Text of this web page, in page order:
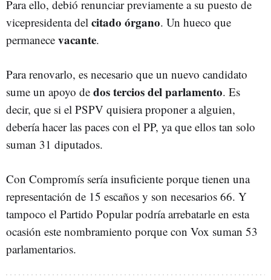
Para ello, debió renunciar previamente a su puesto de
vicepresidenta del citado órgano. Un hueco que
permanece vacante.
Para renovarlo, es necesario que un nuevo candidato
sume un apoyo de dos tercios del parlamento. Es
decir, que si el PSPV quisiera proponer a alguien,
debería hacer las paces con el PP, ya que ellos tan solo
suman 31 diputados.
Con Compromís sería insuficiente porque tienen una
representación de 15 escaños y son necesarios 66. Y
tampoco el Partido Popular podría arrebatarle en esta
ocasión este nombramiento porque con Vox suman 53
parlamentarios.